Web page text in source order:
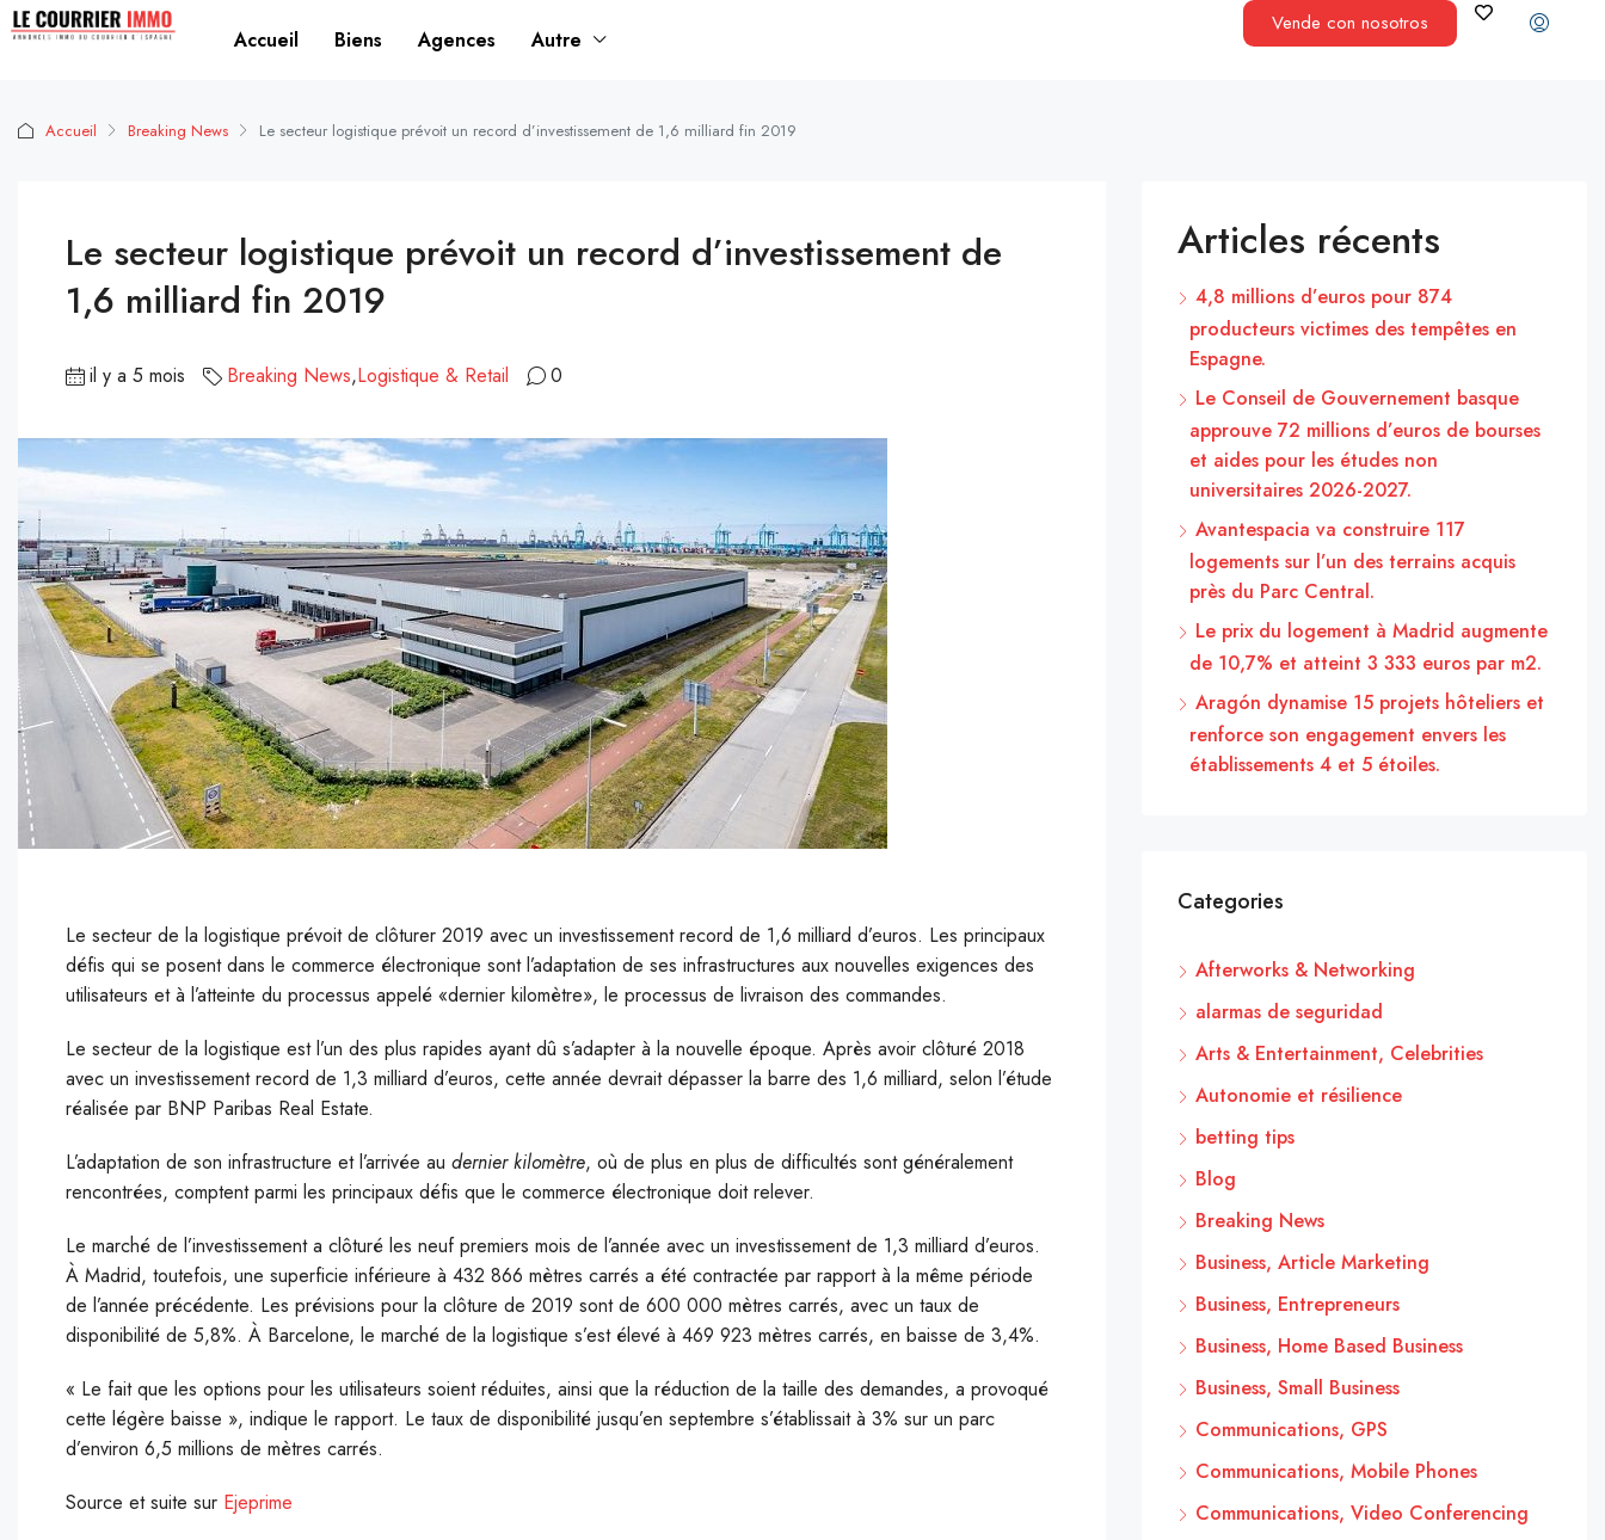
Accueil Biens Agences Autre
Vende con nosotros
Accueil Breaking News Le secteur logistique prévoit un record d’investissement de 1,6 milliard fin 2019
Le secteur logistique prévoit un record d’investissement de
1,6 milliard fin 2019
il y a 5 mois Breaking News,Logistique & Retail 0
Le secteur de la logistique prévoit de clôturer 2019 avec un investissement record de 1,6 milliard d’euros. Les principaux
défis qui se posent dans le commerce électronique sont l’adaptation de ses infrastructures aux nouvelles exigences des
utilisateurs et à l’atteinte du processus appelé «dernier kilomètre», le processus de livraison des commandes.
Le secteur de la logistique est l’un des plus rapides ayant dû s’adapter à la nouvelle époque. Après avoir clôturé 2018
avec un investissement record de 1,3 milliard d’euros, cette année devrait dépasser la barre des 1,6 milliard, selon l’étude
réalisée par BNP Paribas Real Estate.
L’adaptation de son infrastructure et l’arrivée au dernier kilomètre, où de plus en plus de difficultés sont généralement
rencontrées, comptent parmi les principaux défis que le commerce électronique doit relever.
Le marché de l’investissement a clôturé les neuf premiers mois de l’année avec un investissement de 1,3 milliard d’euros.
À Madrid, toutefois, une superficie inférieure à 432 866 mètres carrés a été contractée par rapport à la même période
de l’année précédente. Les prévisions pour la clôture de 2019 sont de 600 000 mètres carrés, avec un taux de
disponibilité de 5,8%. À Barcelone, le marché de la logistique s’est élevé à 469 923 mètres carrés, en baisse de 3,4%.
« Le fait que les options pour les utilisateurs soient réduites, ainsi que la réduction de la taille des demandes, a provoqué
cette légère baisse », indique le rapport. Le taux de disponibilité jusqu’en septembre s’établissait à 3% sur un parc
d’environ 6,5 millions de mètres carrés.
Source et suite sur Ejeprime
Articles récents
4,8 millions d’euros pour 874
producteurs victimes des tempêtes en
Espagne.
Le Conseil de Gouvernement basque
approuve 72 millions d’euros de bourses
et aides pour les études non
universitaires 2026-2027.
Avantespacia va construire 117
logements sur l’un des terrains acquis
près du Parc Central.
Le prix du logement à Madrid augmente
de 10,7% et atteint 3 333 euros par m2.
Aragón dynamise 15 projets hôteliers et
renforce son engagement envers les
établissements 4 et 5 étoiles.
Categories
Afterworks & Networking
alarmas de seguridad
Arts & Entertainment, Celebrities
Autonomie et résilience
betting tips
Blog
Breaking News
Business, Article Marketing
Business, Entrepreneurs
Business, Home Based Business
Business, Small Business
Communications, GPS
Communications, Mobile Phones
Communications, Video Conferencing